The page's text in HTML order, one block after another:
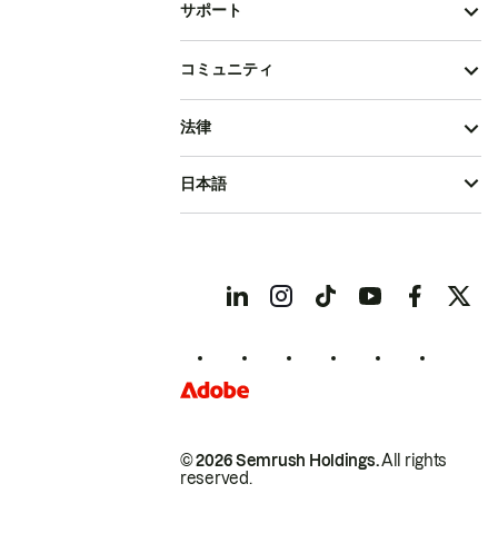
サポート
コミュニティ
© 2026 Semrush Holdings.All rights
reserved.
法律
日本語